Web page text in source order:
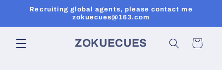
Recruiting global agents, please contact me
zokuecues@163.com
ZOKUECUES Корзина